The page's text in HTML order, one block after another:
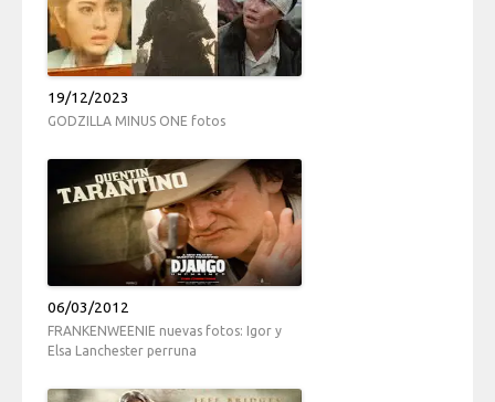
19/12/2023
GODZILLA MINUS ONE fotos
06/03/2012
FRANKENWEENIE nuevas fotos: Igor y
Elsa Lanchester perruna